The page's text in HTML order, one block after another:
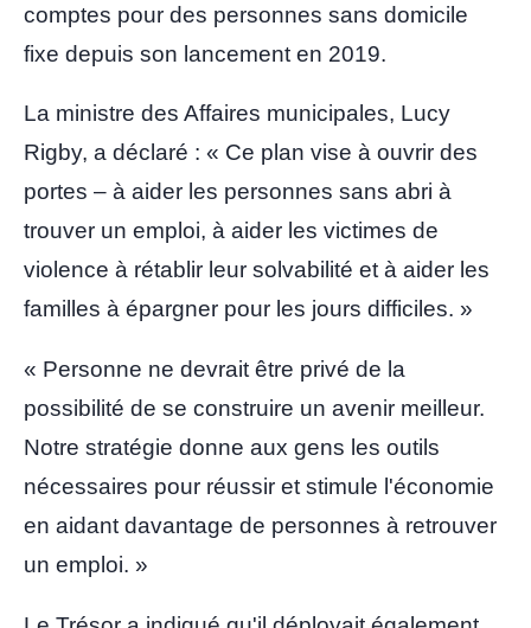
comptes pour des personnes sans domicile
fixe depuis son lancement en 2019.
La ministre des Affaires municipales, Lucy
Rigby, a déclaré : « Ce plan vise à ouvrir des
portes – à aider les personnes sans abri à
trouver un emploi, à aider les victimes de
violence à rétablir leur solvabilité et à aider les
familles à épargner pour les jours difficiles. »
« Personne ne devrait être privé de la
possibilité de se construire un avenir meilleur.
Notre stratégie donne aux gens les outils
nécessaires pour réussir et stimule l'économie
en aidant davantage de personnes à retrouver
un emploi. »